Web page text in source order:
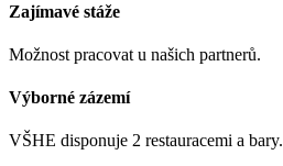
Zajímavé stáže
Možnost pracovat u našich partnerů.
Výborné zázemí
VŠHE disponuje 2 restauracemi a bary.